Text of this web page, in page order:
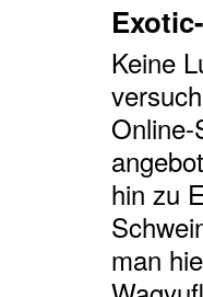
Keine
hin zu
man